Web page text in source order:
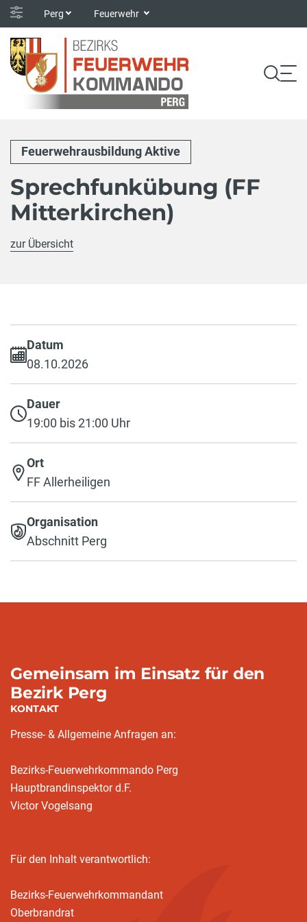
Perg Feuerwehr
Feuerwehrausbildung Aktive
Sprechfunkübung (FF
Mitterkirchen)
zur Übersicht
Datum
08.10.2026
Dauer
19:00 bis 21:00 Uhr
Ort
FF Allerheiligen
Organisation
Abschnitt Perg
Gemeinsam im Einsatz für den
Bezirk Perg
KONTAKT
Presse- & Allgemeine Anfragen an:
Bezirks-Feuerwehrkommando Perg
Hauptbrandinspektor d.F.
Victor Vogelsang
Für den Inhalt verantwortlich:
Bezirks-Feuerwehrkommandant
Oberbrandrat